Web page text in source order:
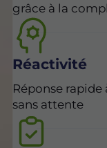
grâce à la
Réactivité
Réponse
sans attente